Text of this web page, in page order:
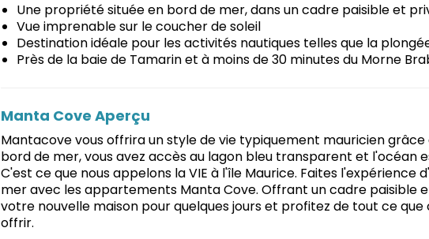
Une propriété située en bord de mer, dans un cadre paisible et
Vue imprenable sur le coucher de soleil
Destination idéale pour les activités nautiques telles que la
Près de la baie de Tamarin et à moins de 30 minutes du Morne
Manta Cove Aperçu
Mantacove vous offrira un style de vie typiquement mauricien
bord de mer, vous avez accès au lagon bleu transparent et l'océan
C'est ce que nous appelons la VIE à l'île Maurice. Faites l'expérience
mer avec les appartements Manta Cove. Offrant un cadre paisible
votre nouvelle maison pour quelques jours et profitez de tout ce
offrir.